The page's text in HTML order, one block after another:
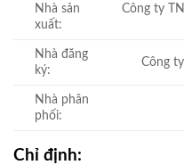
Nhà sản
xuất:
Công ty
Nhà đăng
ký:
Công
Nhà phân
phối:
Chỉ định: